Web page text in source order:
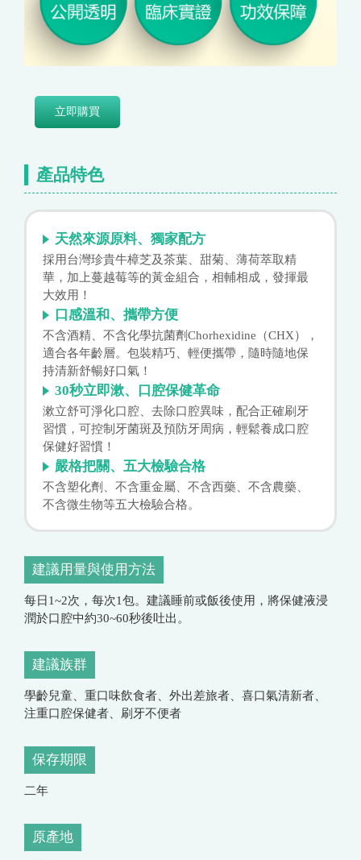
立即購買
產品特色
天然來源原料、獨家配方
採用台灣珍貴牛樟芝及茶葉、甜菊、薄荷萃取精
華，加上蔓越莓等的黃金組合，相輔相成，發揮最
大效用！
口感溫和、攜帶方便
不含酒精、不含化學抗菌劑Chorhexidine（CHX），
適合各年齡層。包裝精巧、輕便攜帶，隨時隨地保
持清新舒暢好口氣！
30秒立即漱、口腔保健革命
漱立舒可淨化口腔、去除口腔異味，配合正確刷牙
習慣，可控制牙菌斑及預防牙周病，輕鬆養成口腔
保健好習慣！
嚴格把關、五大檢驗合格
不含塑化劑、不含重金屬、不含西藥、不含農藥、
不含微生物等五大檢驗合格。
建議用量與使用方法
每日1~2次，每次1包。建議睡前或飯後使用，將保健液浸
潤於口腔中約30~60秒後吐出。
建議族群
學齡兒童、重口味飲食者、外出差旅者、喜口氣清新者、
注重口腔保健者、刷牙不便者
保存期限
二年
原產地